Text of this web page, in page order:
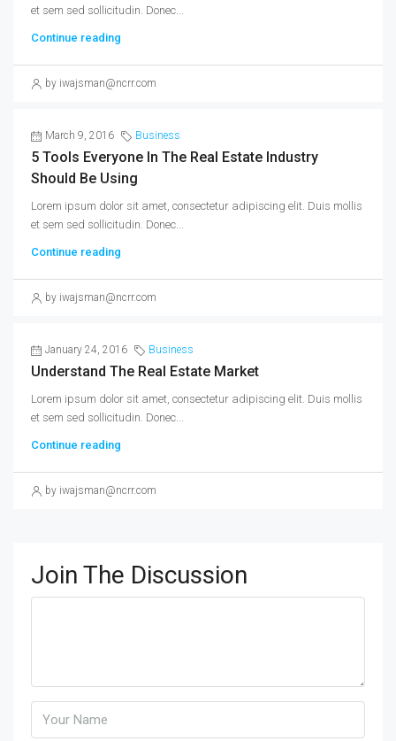
et sem sed sollicitudin. Donec...
Continue reading
by iwajsman@ncrr.com
March 9, 2016 Business
5 Tools Everyone In The Real Estate Industry
Should Be Using
Lorem ipsum dolor sit amet, consectetur adipiscing elit. Duis mollis
et sem sed sollicitudin. Donec...
Continue reading
by iwajsman@ncrr.com
January 24, 2016 Business
Understand The Real Estate Market
Lorem ipsum dolor sit amet, consectetur adipiscing elit. Duis mollis
et sem sed sollicitudin. Donec...
Continue reading
by iwajsman@ncrr.com
Join The Discussion